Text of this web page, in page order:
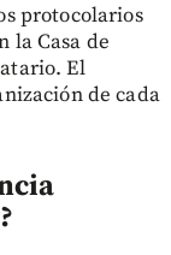
protocolarios
la Casa de
El
de cada